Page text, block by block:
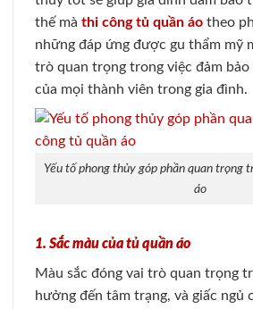
thế mà thi công tủ quần áo theo
những đáp ứng được gu thẩm mỹ
trò quan trọng trong việc đảm bảo
của mọi thành viên trong gia đình.
Yếu tố phong thủy góp phần quan trọng
áo
1. Sắc màu của tủ quần áo
Màu sắc đóng vai trò quan trọng
hưởng đến tâm trạng, và giấc ngủ